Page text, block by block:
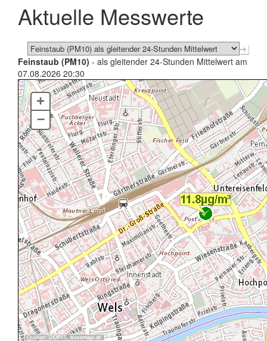
schließen
Aktuelle Messwerte
Feinstaub (PM10) - als gleitender 24-Stunden Mittelwert am
07.08.2026 20:30
Quellen: DORIS, basemap.at
+
–